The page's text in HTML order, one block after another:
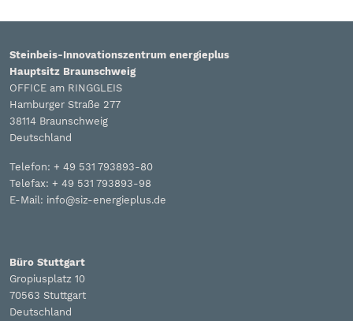
Steinbeis-Innovationszentrum energieplus
Hauptsitz Braunschweig
OFFICE am RINGGLEIS
Hamburger Straße 277
38114 Braunschweig
Deutschland
Telefon: + 49 531 793893-80
Telefax: + 49 531 793893-98
E-Mail: info@siz-energieplus.de
Büro Stuttgart
Gropiusplatz 10
70563 Stuttgart
Deutschland